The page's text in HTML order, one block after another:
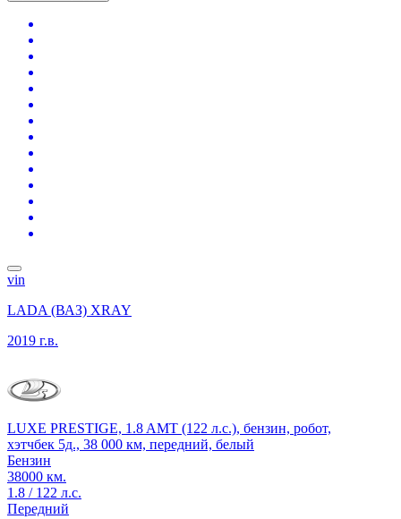
vin
LADA (ВАЗ) XRAY
2019 г.в.
LUXE PRESTIGE, 1.8 AMT (122 л.с.), бензин, робот,
хэтчбек 5д., 38 000 км, передний, белый
Бензин
38000 км.
1.8 / 122 л.с.
Передний